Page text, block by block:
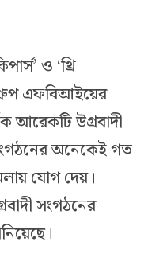
ও ‘থ্রি
গ্রুপ এফবিআইয়ের
আরেকটি উগ্রবাদী
অনেকেই গত
যোগ দেয়।
সংগঠনের